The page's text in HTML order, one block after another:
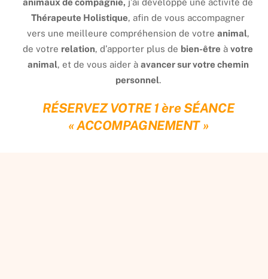
Thérapeute Holistique, afin de vous accompagner
vers une meilleure compréhension de votre animal,
de votre relation, d’apporter plus de bien-être àvotre
animal, et de vous aider à avancer sur votre chemin
personnel.
RÉSERVEZ VOTRE 1 ère SÉANCE
« ACCOMPAGNEMENT »